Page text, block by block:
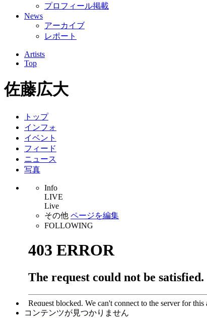
プロフィール掲載
News
アーカイブ
レポート
Artists
Top
佐藤広大
トップ
インフォ
イベント
フィード
ニュース
写真
Info
LIVE
Live
その他 ページを編集
FOLLOWING
コンテンツが見つかりません